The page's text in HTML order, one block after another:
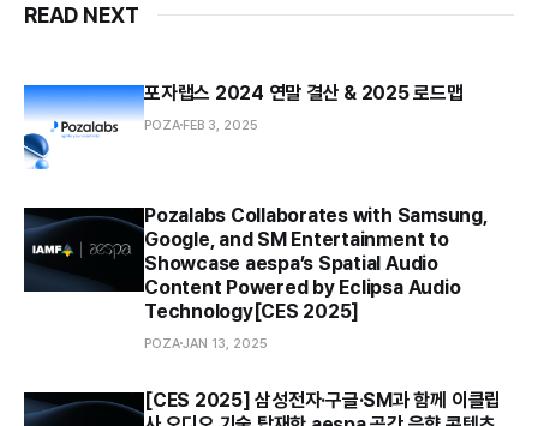
READ NEXT
포자랩스 2024 연말 결산 & 2025 로드맵
POZA FEB 3, 2025
Pozalabs Collaborates with Samsung,
Google, and SM Entertainment to
Showcase aespa’s Spatial Audio
Content Powered by Eclipsa Audio
Technology[CES 2025]
POZAJAN 13, 2025
[CES 2025] 삼성전자·구글·SM과 함께 이클립